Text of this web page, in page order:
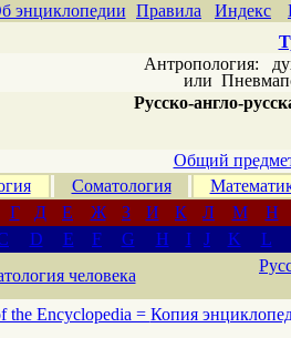
энциклопедии Правила Индекс
Антропология:
или
Русско-англо-
Общий
Соматология
Г Д Е Ж З И К Л М
Н
D E F G H I J K
L
человека
the Encyclopedia = Копия